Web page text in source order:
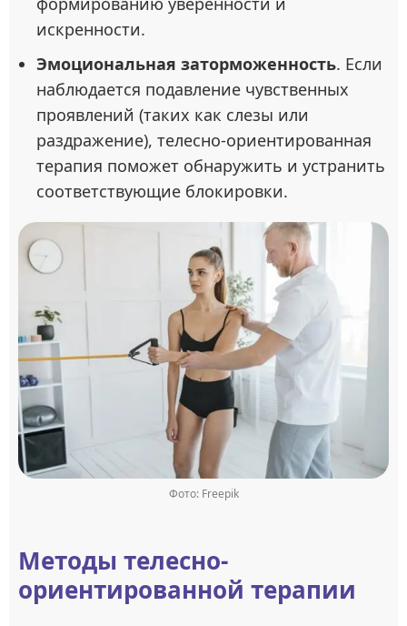
искренности.
Эмоциональная заторможенность. Если
наблюдается подавление чувственных
проявлений (таких как слезы или
раздражение), телесно-ориентированная
терапия поможет обнаружить и устранить
соответствующие блокировки.
Фото: Freepik
Методы телесно-
ориентированной терапии